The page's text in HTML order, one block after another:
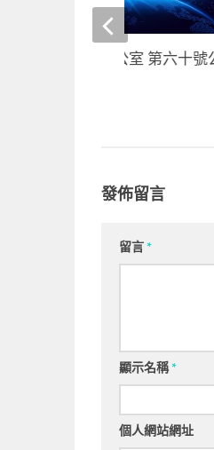
第三世多杰羌佛辦公室 第六十號
發佈留言
留言*
顯示名稱*
個人網站網址